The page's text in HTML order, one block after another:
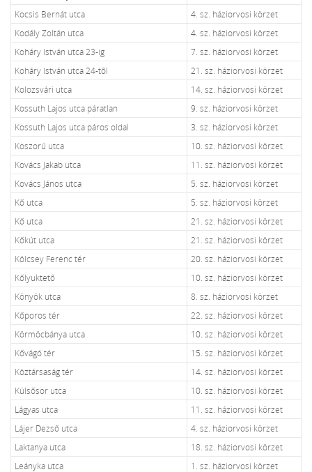
Kocsis Bernát utca
4. sz. háziorvosi körzet
Kodály Zoltán utca
4. sz. háziorvosi körzet
Koháry István utca 23-ig
7. sz. háziorvosi körzet
Koháry István utca 24-től
21. sz. háziorvosi körzet
Kolozsvári utca
14. sz. háziorvosi körzet
Kossuth Lajos utca páratlan
9. sz. háziorvosi körzet
Kossuth Lajos utca páros oldal
3. sz. háziorvosi körzet
Koszorú utca
10. sz. háziorvosi körzet
Kovács Jakab utca
11. sz. háziorvosi körzet
Kovács János utca
5. sz. háziorvosi körzet
Kő utca
5. sz. háziorvosi körzet
Kő utca
21. sz. háziorvosi körzet
Kőkút utca
21. sz. háziorvosi körzet
Kölcsey Ferenc tér
20. sz. háziorvosi körzet
Kőlyuktető
10. sz. háziorvosi körzet
Könyök utca
8. sz. háziorvosi körzet
Kőporos tér
22. sz. háziorvosi körzet
Körmöcbánya utca
10. sz. háziorvosi körzet
Kővágó tér
15. sz. háziorvosi körzet
Köztársaság tér
14. sz. háziorvosi körzet
Külsősor utca
10. sz. háziorvosi körzet
Lágyas utca
11. sz. háziorvosi körzet
Lájer Dezső utca
4. sz. háziorvosi körzet
Laktanya utca
18. sz. háziorvosi körzet
Leányka utca
1. sz. háziorvosi körzet